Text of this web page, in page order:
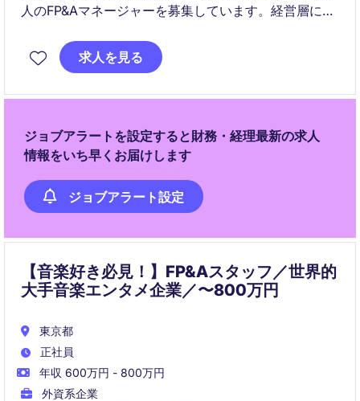
人のFP&Aマネージャーを募集しています。経営層に近
通じてビジネスをリードいただきます。
求人を見る
ジョブアラートを設定すると財務・経理最新の求人
情報をいち早くお届けします
ジョブアラート設定
【音楽好き必見！】FP&Aスタッフ／世界的
大手音楽エンタメ企業／〜800万円
東京都
正社員
年収 600万円 - 800万円
外資系企業